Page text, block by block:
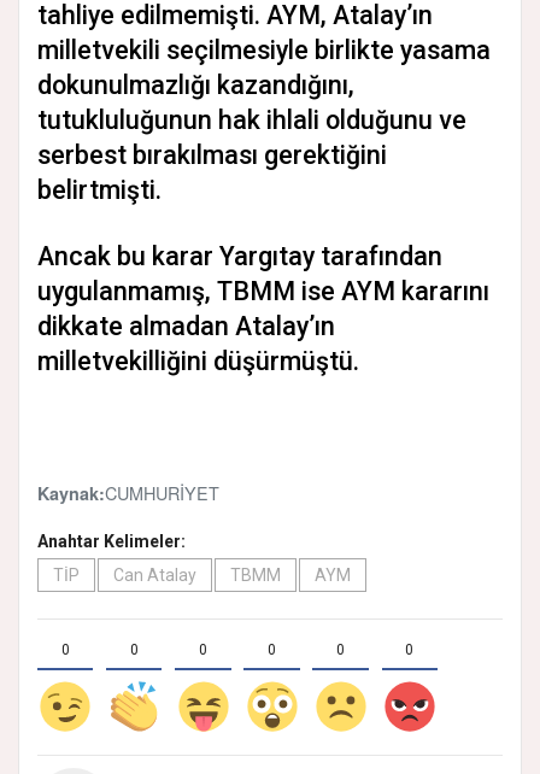
tahliye edilmemişti. AYM, Atalay’ın
milletvekili seçilmesiyle birlikte yasama
dokunulmazlığı kazandığını,
tutukluluğunun hak ihlali olduğunu ve
serbest bırakılması gerektiğini
belirtmişti.
Ancak bu karar Yargıtay tarafından
uygulanmamış, TBMM ise AYM kararını
dikkate almadan Atalay’ın
milletvekilliğini düşürmüştü.
Kaynak:CUMHURİYET
Anahtar Kelimeler:
TİP
Can Atalay TBMM AYM
0 0 0 0 0 0